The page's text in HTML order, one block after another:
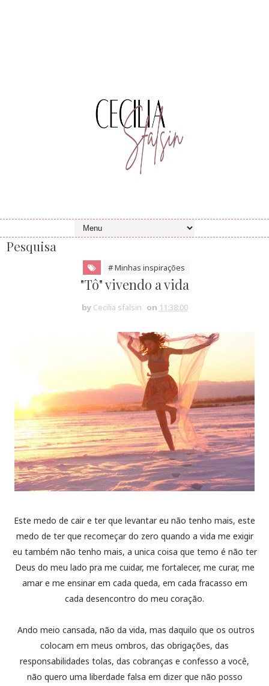
Pesquisa
# Minhas inspirações
"Tô" vivendo a vida
by Cecilia sfalsin on 11:38:00
Este medo de cair e ter que levantar eu não tenho mais, este
medo de ter que recomeçar do zero quando a vida me exigir
eu também não tenho mais, a unica coisa que temo é não ter
Deus do meu lado pra me cuidar, me fortalecer, me curar, me
amar e me ensinar em cada queda, em cada fracasso em
cada desencontro do meu coração.
Ando meio cansada, não da vida, mas daquilo que os outros
colocam em meus ombros, das obrigações, das
responsabilidades tolas, das cobranças e confesso a você,
não quero uma liberdade falsa em dizer que não posso